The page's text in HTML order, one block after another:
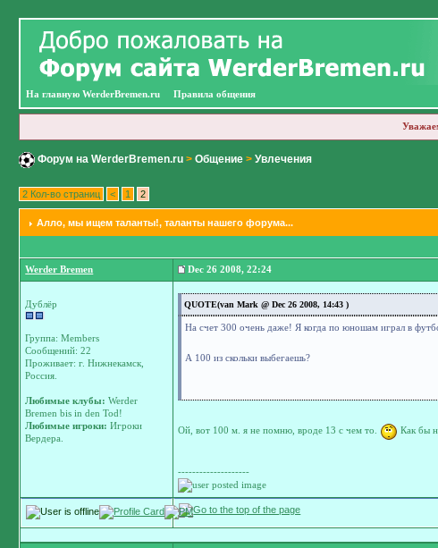
На главную WerderBremen.ru Правила общения
Форум на WerderBremen.ru >Общение >Увлечения
2 Кол-во страниц < 1 2
Алло, мы ищем таланты!, таланты нашего форума...
Werder Bremen Dec 26 2008, 22:24
Дублёр
Группа: Members
Сообщений: 22
Проживает: г. Нижнекамск,
Россия.
Любимые клубы: Werder
Bremen bis in den Tod!
Любимые игроки:Игроки
Вердера.
QUOTE(van Mark @ Dec 26 2008, 14:43 )
На счет 300 очень даже! Я когда по юношам играл в
А 100 из скольки выбегаешь?
Ой, вот 100 м. я не помню, вроде 13 с чем то. Как бы
--------------------